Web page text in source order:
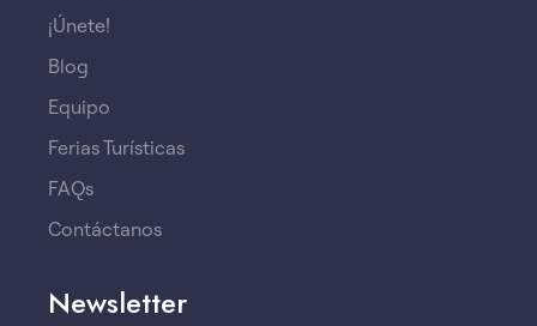
¡Únete!
Blog
Equipo
Ferias Turísticas
FAQs
Contáctanos
Newsletter